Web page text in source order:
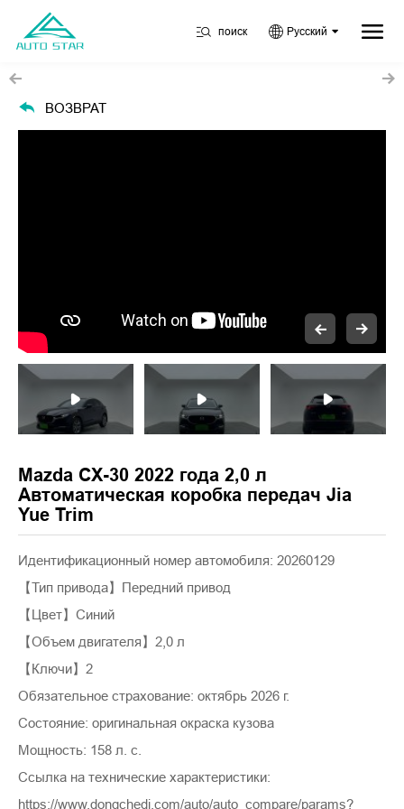
поиск Русский
ВОЗВРАТ
Mazda CX-30 2022 года 2,0 л
Автоматическая коробка передач Jia
Yue Trim
Идентификационный номер автомобиля: 20260129
【Тип привода】Передний привод
【Цвет】Синий
【Объем двигателя】2,0 л
【Ключи】2
Обязательное страхование: октябрь 2026 г.
Состояние: оригинальная окраска кузова
Мощность: 158 л. с.
Ссылка на технические характеристики:
https://www.dongchedi.com/auto/auto_compare/params?